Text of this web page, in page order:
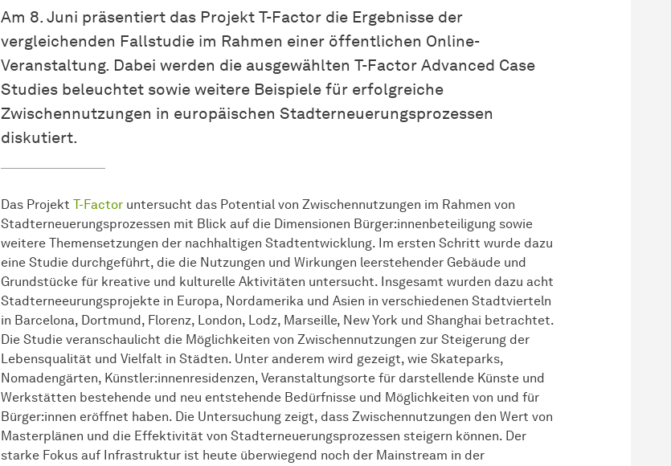
Am 8. Juni präsentiert das Projekt T-Factor die Ergebnisse der
vergleichenden Fallstudie im Rahmen einer öffentlichen Online-
Veranstaltung. Dabei werden die ausgewählten T-Factor Advanced Case
Studies beleuchtet sowie weitere Beispiele für erfolgreiche
Zwischennutzungen in europäischen Stadterneuerungsprozessen
diskutiert.
Das Projekt T-Factor untersucht das Potential von Zwischennutzungen im Rahmen von
Stadterneuerungsprozessen mit Blick auf die Dimensionen Bürger:innenbeteiligung sowie
weitere Themensetzungen der nachhaltigen Stadtentwicklung. Im ersten Schritt wurde dazu
eine Studie durchgeführt, die die Nutzungen und Wirkungen leerstehender Gebäude und
Grundstücke für kreative und kulturelle Aktivitäten untersucht. Insgesamt wurden dazu acht
Stadterneeurungsprojekte in Europa, Nordamerika und Asien in verschiedenen Stadtvierteln
in Barcelona, Dortmund, Florenz, London, Lodz, Marseille, New York und Shanghai betrachtet.
Die Studie veranschaulicht die Möglichkeiten von Zwischennutzungen zur Steigerung der
Lebensqualität und Vielfalt in Städten. Unter anderem wird gezeigt, wie Skateparks,
Nomadengärten, Künstler:innenresidenzen, Veranstaltungsorte für darstellende Künste und
Werkstätten bestehende und neu entstehende Bedürfnisse und Möglichkeiten von und für
Bürger:innen eröffnet haben. Die Untersuchung zeigt, dass Zwischennutzungen den Wert von
Masterplänen und die Effektivität von Stadterneuerungsprozessen steigern können. Der
starke Fokus auf Infrastruktur ist heute überwiegend noch der Mainstream in der